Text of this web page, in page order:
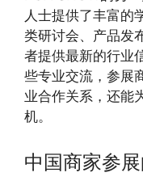
人士提供了丰富的
类研讨会、产品发
者提供最新的行业
些专业交流，参展
业合作关系，还能
机。
中国商家参